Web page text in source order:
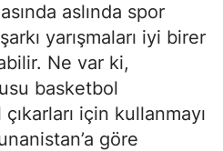
aslında spor
yarışmaları iyi birer
Ne var ki,
basketbol
için kullanmayı
göre